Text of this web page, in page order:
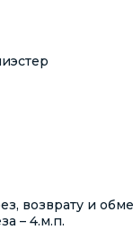
возврату и
– 4.м.п.